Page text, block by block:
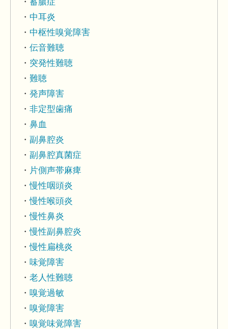
中耳炎
中枢性嗅覚障害
伝音難聴
突発性難聴
難聴
発声障害
非定型歯痛
鼻血
副鼻腔炎
副鼻腔真菌症
片側声帯麻痺
慢性咽頭炎
慢性喉頭炎
慢性鼻炎
慢性副鼻腔炎
慢性扁桃炎
味覚障害
老人性難聴
嗅覚過敏
嗅覚障害
嗅覚味覚障害